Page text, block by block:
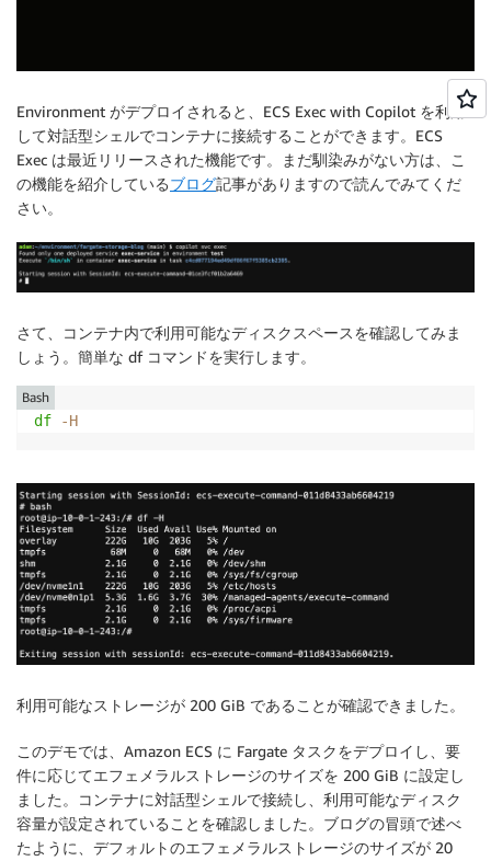
Environment がデプロイされると、ECS Exec with Copilot を利用
して対話型シェルでコンテナに接続することができます。ECS
Exec は最近リリースされた機能です。まだ馴染みがない方は、こ
の機能を紹介しているブログ記事がありますので読んでみてくだ
さい。
さて、コンテナ内で利用可能なディスクスペースを確認してみま
しょう。簡単な df コマンドを実行します。
df -H
Bash
利用可能なストレージが 200 GiB であることが確認できました。
このデモでは、Amazon ECS に Fargate タスクをデプロイし、要
件に応じてエフェメラルストレージのサイズを 200 GiB に設定し
ました。コンテナに対話型シェルで接続し、利用可能なディスク
容量が設定されていることを確認しました。ブログの冒頭で述べ
たように、デフォルトのエフェメラルストレージのサイズが 20